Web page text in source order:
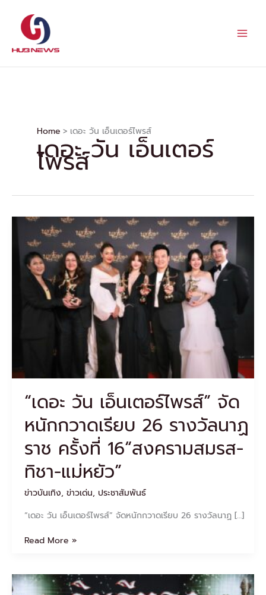
content
Home เดอะ วัน เอ็นเตอร์ไพรส์
เดอะ วัน เอ็นเตอร์
ไพรส์
“เดอะ วัน เอ็นเตอร์ไพรส์” จัด
หนักกวาดเรียบ 26 รางวัลนาฏ
ราช ครั้งที่ 16“สงครามสมรส-
ทิชา-แม่หยัว”
ข่าวบันเทิง, ข่าวเด่น, ประชาสัมพันธ์
“เดอะ วัน เอ็นเตอร์ไพรส์” จัดหนักกวาดเรียบ 26 รางวัลนาฏ […]
“เดอะ
เอ็น
เตอร์
ไพรส์”
ราช
ที่
16“สงคราม
สมรส-
ทิชา-
แม่
Read More »
“เดอะ